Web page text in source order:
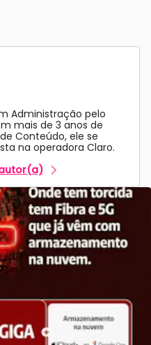
Administração pelo
mais de 3 anos de
Conteúdo, ele se
na operadora Claro.